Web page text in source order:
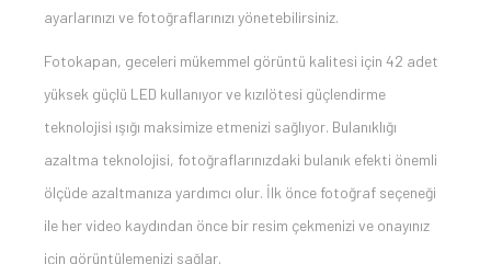
ayarlarınızı ve fotoğraflarınızı yönetebilirsiniz.
Fotokapan, geceleri mükemmel görüntü kalitesi için 42 adet
yüksek güçlü LED kullanıyor ve kızılötesi güçlendirme
teknolojisi ışığı maksimize etmenizi sağlıyor. Bulanıklığı
azaltma teknolojisi, fotoğraflarınızdaki bulanık efekti önemli
ölçüde azaltmanıza yardımcı olur. İlk önce fotoğraf seçeneği
ile her video kaydından önce bir resim çekmenizi ve onayınız
için görüntülemenizi sağlar.